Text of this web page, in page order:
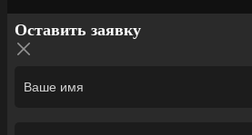
Оставить заявку